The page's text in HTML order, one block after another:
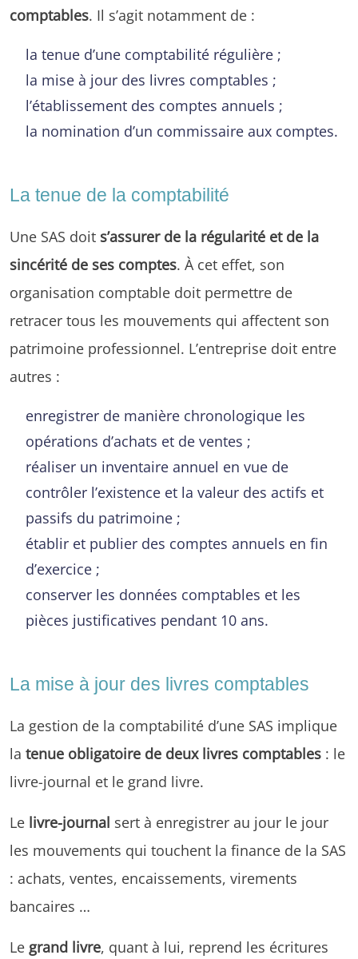
comptables. Il s’agit notamment de :
la tenue d’une comptabilité régulière ;
la mise à jour des livres comptables ;
l’établissement des comptes annuels ;
la nomination d’un commissaire aux comptes.
La tenue de la comptabilité
Une SAS doit s’assurer de la régularité et de la
sincérité de ses comptes. À cet effet, son
organisation comptable doit permettre de
retracer tous les mouvements qui affectent son
patrimoine professionnel. L’entreprise doit entre
autres :
enregistrer de manière chronologique les
opérations d’achats et de ventes ;
réaliser un inventaire annuel en vue de
contrôler l’existence et la valeur des actifs et
passifs du patrimoine ;
établir et publier des comptes annuels en fin
d’exercice ;
conserver les données comptables et les
pièces justificatives pendant 10 ans.
La mise à jour des livres comptables
La gestion de la comptabilité d’une SAS implique
la tenue obligatoire de deux livres comptables : le
livre-journal et le grand livre.
Le livre-journal sert à enregistrer au jour le jour
les mouvements qui touchent la finance de la SAS
: achats, ventes, encaissements, virements
bancaires …
Le grand livre, quant à lui, reprend les écritures